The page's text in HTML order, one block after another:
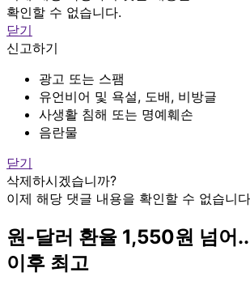
확인할 수 없습니다.
닫기
신고하기
광고 또는 스팸
유언비어 및 욕설, 도배, 비방글
사생활 침해 또는 명예훼손
음란물
닫기
삭제하시겠습니까?
이제 해당 댓글 내용을 확인할 수 없습니다
원-달러 환율 1,550원 넘어
이후 최고